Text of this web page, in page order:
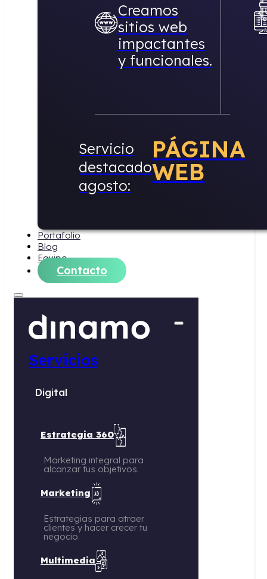
Creamos
sitios web
impactantes
y funcionales.
Servicio
destacado
agosto:
PÁGINA
WEB
Portafolio
Blog
Equipo
Contacto
Servicios
Digital
Estrategia 360
Marketing integral para
alcanzar tus objetivos.
Marketing
Estrategias para atraer
clientes y hacer crecer tu
negocio.
Multimedia